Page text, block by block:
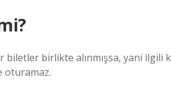
birlikte alınmışsa, yani ilgili
oturamaz.